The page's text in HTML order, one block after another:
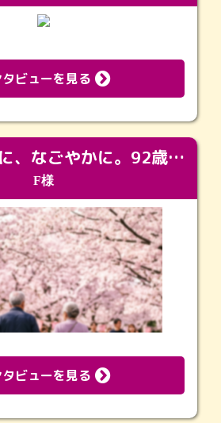
ビューを見る
同窓会のように、なごやかに。92歳の旅立ちを彩った、再会と感謝の場
F様
ビューを見る